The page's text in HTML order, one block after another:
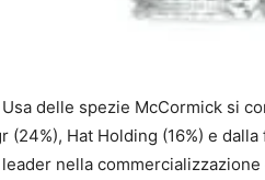
delle spezie McCormick si
(24%), Hat Holding (16%) e
nella